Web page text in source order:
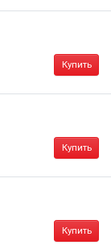
Купить
Купить
Купить